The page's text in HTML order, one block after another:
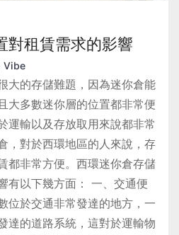
對租賃需求的影響
Vibe
大的存儲難題，因為迷你倉能
大多數迷你層的位置都非常便
運輸以及存放取用來說都非常
，對於西環地區的人來說，存
都非常方便。西環迷你倉存儲
有以下幾方面： 一、交通便
位於交通非常發達的地方，一
達的道路系統，這對於運輸物